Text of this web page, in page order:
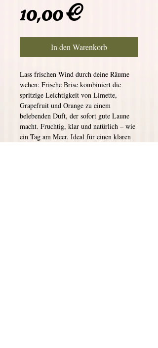
10,00 €Preis
In den Warenkorb
Lass frischen Wind durch deine Räume
wehen: Frische Brise kombiniert die
spritzige Leichtigkeit von Limette,
Grapefruit und Orange zu einem
belebenden Duft, der sofort gute Laune
macht. Fruchtig, klar und natürlich – wie
ein Tag am Meer. Ideal für einen klaren